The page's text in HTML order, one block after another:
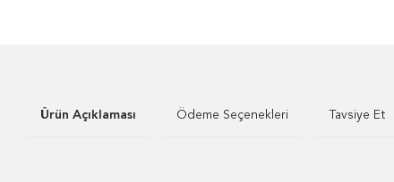
Ürün Açıklaması Ödeme Seçenekleri Tavsiye Et